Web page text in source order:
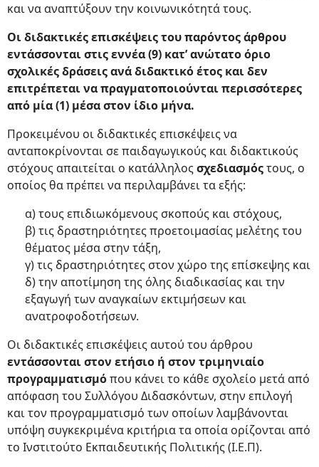
και να αναπτύξουν την κοινωνικότητά τους.
Οι διδακτικές επισκέψεις του παρόντος άρθρου
εντάσσονται στις εννέα (9) κατ’ ανώτατο όριο
σχολικές δράσεις ανά διδακτικό έτος και δεν
επιτρέπεται να πραγματοποιούνται περισσότερες
από μία (1) μέσα στον ίδιο μήνα.
Προκειμένου οι διδακτικές επισκέψεις να
ανταποκρίνονται σε παιδαγωγικούς και διδακτικούς
στόχους απαιτείται ο κατάλληλοςσχεδιασμόςτους, ο
οποίος θα πρέπει να περιλαμβάνει τα εξής:
α) τους επιδιωκόμενους σκοπούς και στόχους,
β) τις δραστηριότητες προετοιμασίας μελέτης του
θέματος μέσα στην τάξη,
γ) τις δραστηριότητες στον χώρο της επίσκεψης και
δ) την αποτίμηση της όλης διαδικασίας και την
εξαγωγή των αναγκαίων εκτιμήσεων και
ανατροφοδοτήσεων.
Οι διδακτικές επισκέψεις αυτού του άρθρου
εντάσσονται στον ετήσιο ή στον τριμηνιαίο
προγραμματισμόπου κάνει το κάθε σχολείο μετά από
απόφαση του Συλλόγου Διδασκόντων, στην επιλογή
και τον προγραμματισμό των οποίων λαμβάνονται
υπόψη συγκεκριμένα κριτήρια τα οποία ορίζονται από
το Ινστιτούτο Εκπαιδευτικής Πολιτικής (Ι.Ε.Π).